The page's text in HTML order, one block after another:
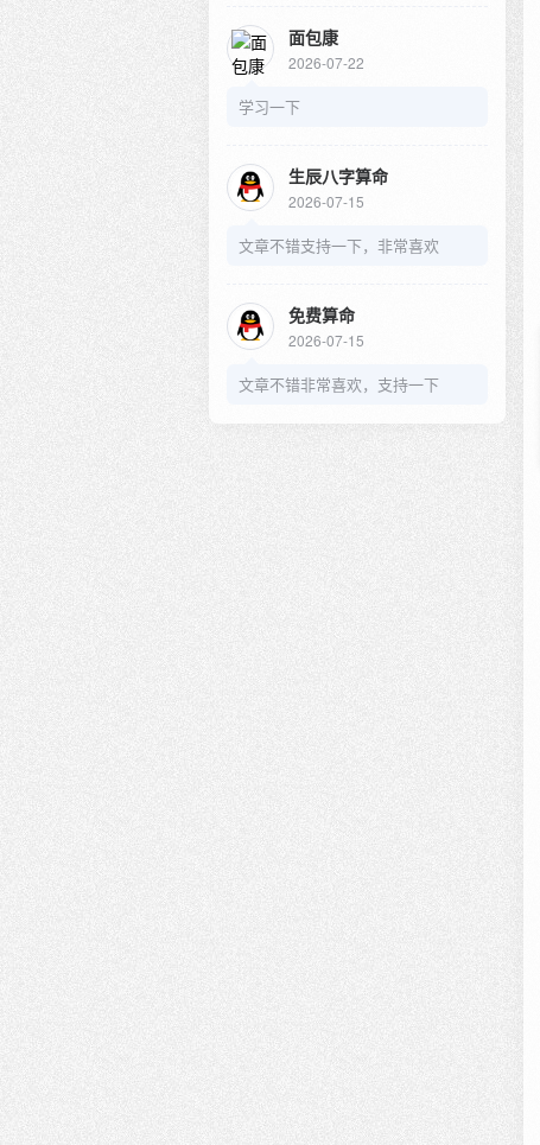
面包康
2026-07-22
学习一下
生辰八字算命
2026-07-15
文章不错支持一下，非常喜欢
免费算命
2026-07-15
文章不错非常喜欢，支持一下